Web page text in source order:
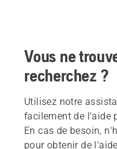
Vous ne
recherchez ?
Utilisez notre
facilement de l'aide
En cas de besoin,
pour obtenir de